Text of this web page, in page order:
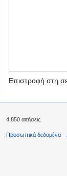
Επιστροφή στη
4.850 αιτήσεις
Προσωπικά δεδομένα